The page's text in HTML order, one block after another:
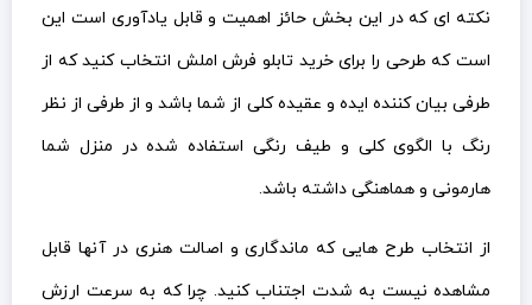
نکته ای که در این بخش حائز اهمیت و قابل یادآوری است این
است که طرحی را برای خرید تابلو فرش املش انتخاب کنید که از
طرفی بیان کننده ایده و عقیده کلی از شما باشد و از طرفی از نظر
رنگ با الگوی کلی و طیف رنگی استفاده شده در منزل شما
هارمونی و هماهنگی داشته باشد.
از انتخاب طرح هایی که ماندگاری و اصالت هنری در آنها قابل
مشاهده نیست به شدت اجتناب کنید. چرا که به سرعت ارزش